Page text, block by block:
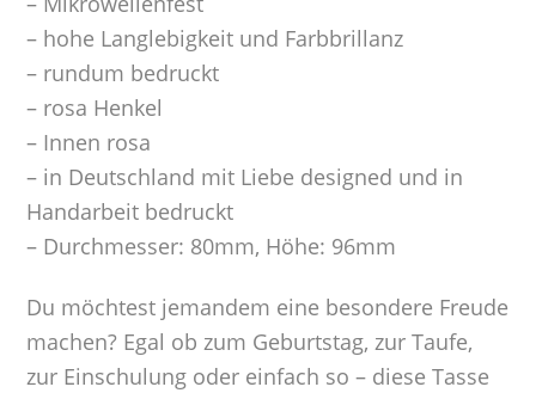
– hohe Langlebigkeit und Farbbrillanz
– rundum bedruckt
– rosa Henkel
– Innen rosa
– in Deutschland mit Liebe designed und in
Handarbeit bedruckt
– Durchmesser: 80mm, Höhe: 96mm
Du möchtest jemandem eine besondere Freude
machen? Egal ob zum Geburtstag, zur Taufe,
zur Einschulung oder einfach so – diese Tasse